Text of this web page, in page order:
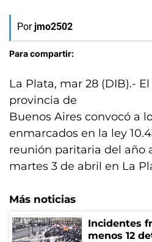
Por jmo2502
Para compartir:
La Plata, mar 28 (DIB).-
provincia de
Buenos Aires convocó a
enmarcados en la ley
reunión paritaria del año
martes 3 de abril en La
Más noticias
Incidentes
menos 12